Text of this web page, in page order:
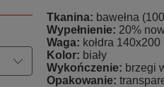
Tkanina: bawełna
Wypełnienie: 20%
Waga: kołdra
Kolor: biały
Wykończenie: brzegi
Opakowanie: